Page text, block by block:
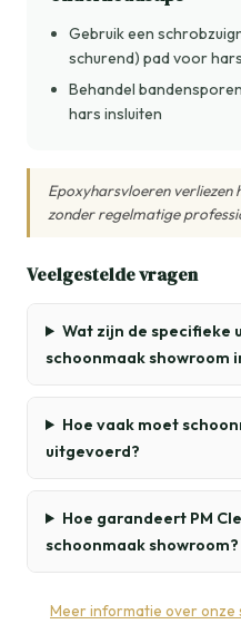
Gebruik een
schurend) pad voor
Behandel
hars insluiten
Epoxyharsvloeren verliezen
zonder regelmatige
Veelgestelde vragen
Wat zijn de specifieke
schoonmaak showroom
Hoe vaak moet
uitgevoerd?
Hoe garandeert PM
schoonmaak showroom?
Meer informatie over onze